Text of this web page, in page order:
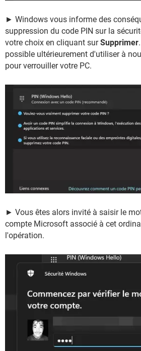
► Windows vous informe des
suppression du code PIN sur la
votre choix en cliquant surSupprimer
possible ultérieurement d'utiliser à
pour verrouiller votre PC.
► Vous êtes alors invité à saisir le
compte Microsoft associé à cet
l'opération.